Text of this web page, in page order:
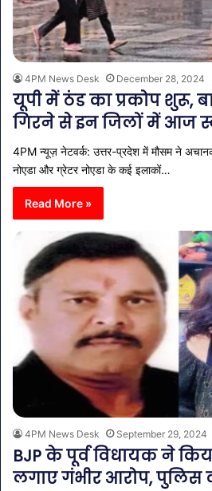
4PM News Desk December 28, 2024
यूपी में ठंड का प्रकोप शुरू,
गिरने से इन जिलों में आज
4PM न्यूज़ नेटवर्क: उत्तर-प्रदेश में मौसम ने
नोएडा और ग्रेटर नोएडा के कई इलाकों…
Read More »
4PM News Desk September 29, 2024
BJP के पूर्व विधायक ने
लगाए गंभीर आरोप, पुलिस